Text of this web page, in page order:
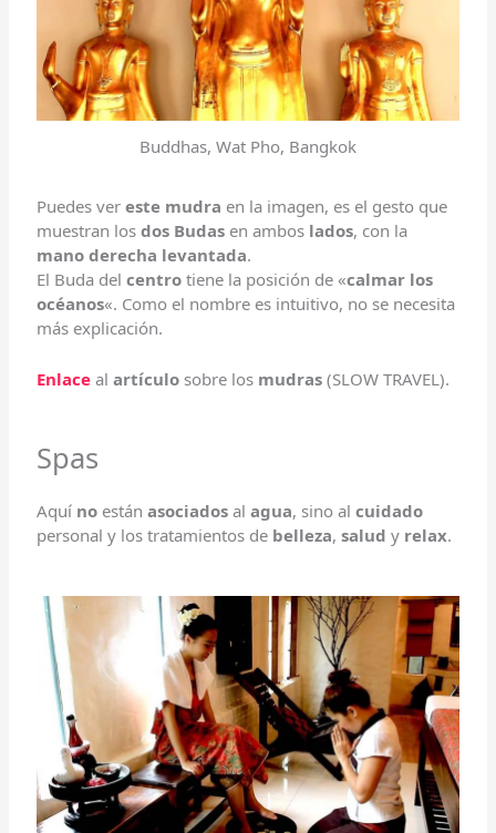
Buddhas, Wat Pho, Bangkok
Puedes vereste mudra en la imagen, es el gesto que
muestran losdos Budas en ambos lados, con la
mano derecha levantada.
El Buda delcentro tiene la posición de «calmar los
océanos«. Como el nombre es intuitivo, no se necesita
más explicación.
Enlace alartículo sobre los mudras (SLOW TRAVEL).
Spas
Aquí no estánasociados alagua, sino alcuidado
personal y los tratamientos de belleza,salud y relax.